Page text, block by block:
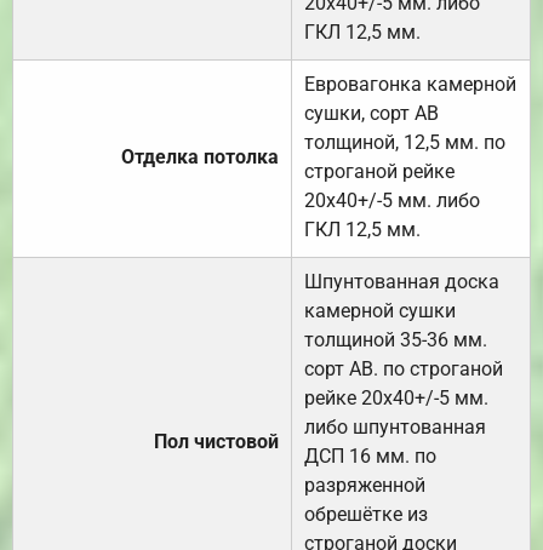
ГКЛ 12,5 мм.
Отделка потолка
Евровагонка камерной
сушки, сорт АВ
толщиной, 12,5 мм. по
строганой рейке
20х40+/-5 мм. либо
ГКЛ 12,5 мм.
Пол чистовой
Шпунтованная доска
камерной сушки
толщиной 35-36 мм.
сорт АВ. по строганой
рейке 20х40+/-5 мм.
либо шпунтованная
ДСП 16 мм. по
разряженной
обрешётке из
строганой доски